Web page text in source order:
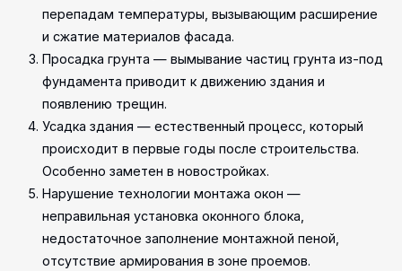
перепадам температуры, вызывающим расширение
и сжатие материалов фасада.
Просадка грунта — вымывание частиц грунта из-под
фундамента приводит к движению здания и
появлению трещин.
Усадка здания — естественный процесс, который
происходит в первые годы после строительства.
Особенно заметен в новостройках.
Нарушение технологии монтажа окон —
неправильная установка оконного блока,
недостаточное заполнение монтажной пеной,
отсутствие армирования в зоне проемов.